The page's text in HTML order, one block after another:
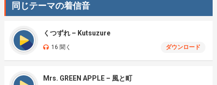
同じテーマの着信音
くつずれ – Kutsuzure
16 聞く ダウンロード
Mrs. GREEN APPLE – 風と町